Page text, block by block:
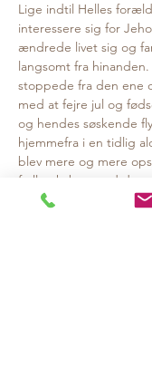
Lige indtil Helles
interessere sig for
ændrede livet sig og
langsomt fra
stoppede fra den ene
med at fejre jul og
og hendes søskende
hjemmefra i en tidlig
blev mere og mere
fællesskabet med
familie mens Helle og